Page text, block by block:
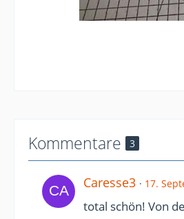
Kommentare 3
Caresse3 17.
total schön! Von